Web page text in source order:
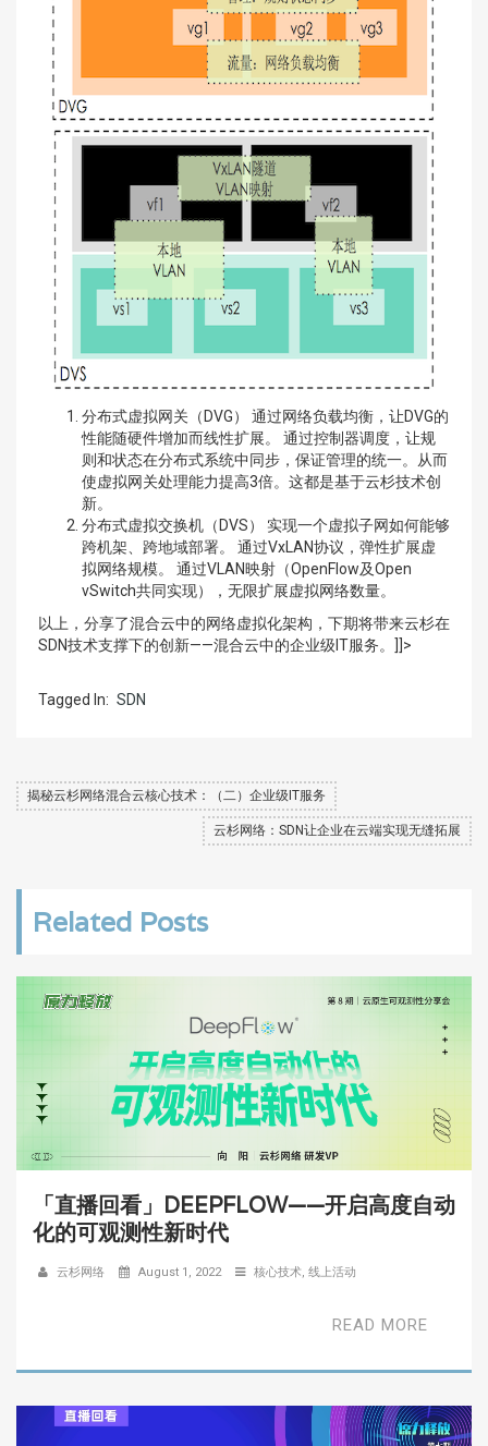
分布式虚拟网关（DVG） 通过网络负载均衡，让DVG的
性能随硬件增加而线性扩展。 通过控制器调度，让规
则和状态在分布式系统中同步，保证管理的统一。从而
使虚拟网关处理能力提高3倍。这都是基于云杉技术创
新。
分布式虚拟交换机（DVS） 实现一个虚拟子网如何能够
跨机架、跨地域部署。 通过VxLAN协议，弹性扩展虚
拟网络规模。 通过VLAN映射（OpenFlow及Open
vSwitch共同实现），无限扩展虚拟网络数量。
以上，分享了混合云中的网络虚拟化架构，下期将带来云杉在
SDN技术支撑下的创新——混合云中的企业级IT服务。]]>
Tagged In: SDN
揭秘云杉网络混合云核心技术：（二）企业级IT服务
云杉网络：SDN让企业在云端实现无缝拓展
Related Posts
「直播回看」DEEPFLOW——开启高度自动
化的可观测性新时代
云杉网络 August 1, 2022 核心技术, 线上活动
READ MORE